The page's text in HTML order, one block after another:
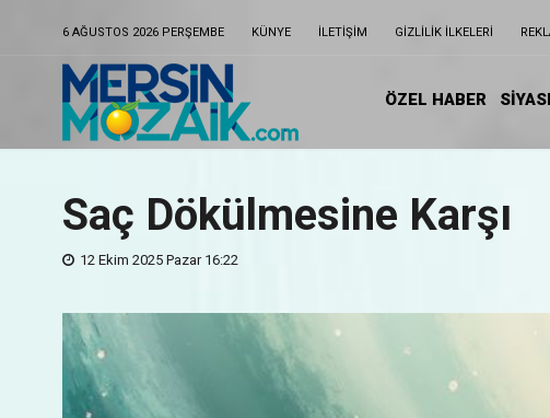
6 AĞUSTOS 2026 PERŞEMBE KÜNYE ILETIŞIM GIZLILIK ILKELERI
ÖZEL HABER
Saç Dökülmesine Karşı
12 Ekim 2025 Pazar 16:22